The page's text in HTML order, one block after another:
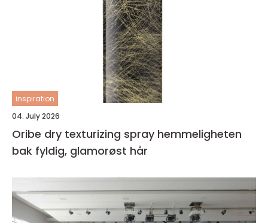
inspiration
04. July 2026
Oribe dry texturizing spray hemmeligheten
bak fyldig, glamorøst hår